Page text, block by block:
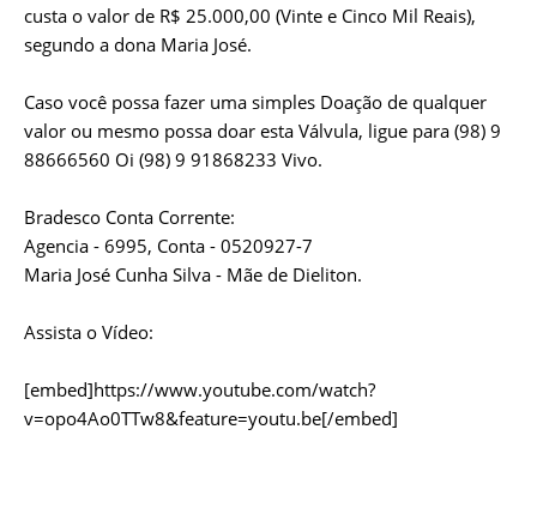
custa o valor de R$ 25.000,00 (Vinte e Cinco Mil Reais),
segundo a dona Maria José.
Caso você possa fazer uma simples Doação de qualquer
valor ou mesmo possa doar esta Válvula, ligue para (98) 9
88666560 Oi (98) 9 91868233 Vivo.
Bradesco Conta Corrente:
Agencia - 6995, Conta - 0520927-7
Maria José Cunha Silva - Mãe de Dieliton.
Assista o Vídeo:
[embed]https://www.youtube.com/watch?
v=opo4Ao0TTw8&feature=youtu.be[/embed]